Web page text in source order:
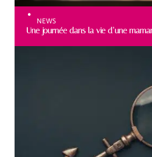
NEWS
Une journée dans la vie d’une